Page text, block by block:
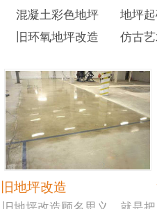
混凝土彩色地坪
地坪
旧环氧地坪改造
仿古
旧地坪改造